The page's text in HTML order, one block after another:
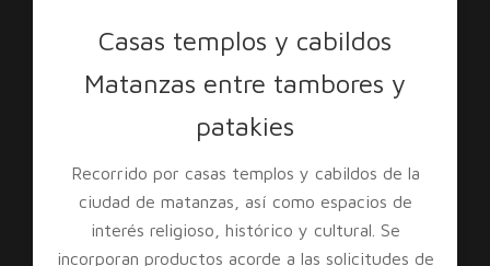
Casas templos y cabildos
Matanzas entre tambores y
patakies
Recorrido por casas templos y cabildos de la
ciudad de matanzas, así como espacios de
interés religioso, histórico y cultural. Se
incorporan productos acorde a las solicitudes de